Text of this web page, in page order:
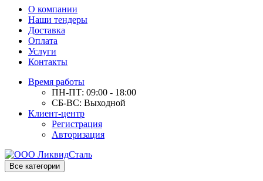
О компании
Наши тендеры
Доставка
Оплата
Услуги
Контакты
Время работы
ПН-ПТ: 09:00 - 18:00
СБ-ВС: Выходной
Клиент-центр
Регистрация
Авторизация
Все категории